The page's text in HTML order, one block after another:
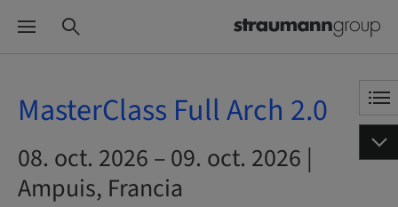
MasterClass Full Arch 2.0
08. oct. 2026 – 09. oct. 2026 |
Ampuis, Francia